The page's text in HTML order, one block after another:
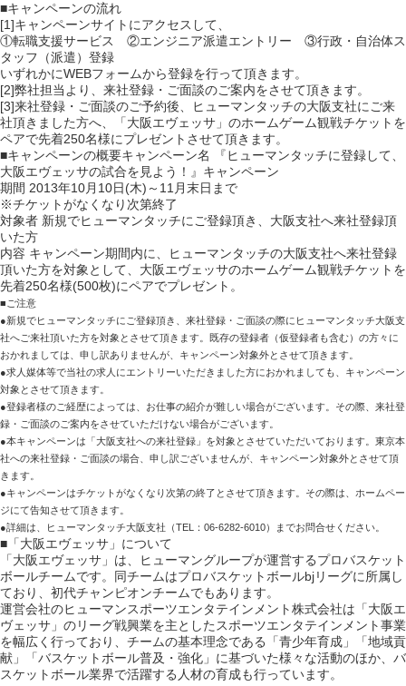
■キャンペーンの流れ
[1]キャンペーンサイトにアクセスして、
①転職支援サービス ②エンジニア派遣エントリー ③行政・自治体ス
タッフ（派遣）登録
いずれかにWEBフォームから登録を行って頂きます。
[2]弊社担当より、来社登録・ご面談のご案内をさせて頂きます。
[3]来社登録・ご面談のご予約後、ヒューマンタッチの大阪支社にご来
社頂きました方へ、「大阪エヴェッサ」のホームゲーム観戦チケットを
ペアで先着250名様にプレゼントさせて頂きます。
■キャンペーンの概要キャンペーン名 『ヒューマンタッチに登録して、
大阪エヴェッサの試合を見よう！』キャンペーン
期間 2013年10月10日(木)～11月末日まで
※チケットがなくなり次第終了
対象者 新規でヒューマンタッチにご登録頂き、大阪支社へ来社登録頂
いた方
内容 キャンペーン期間内に、ヒューマンタッチの大阪支社へ来社登録
頂いた方を対象として、大阪エヴェッサのホームゲーム観戦チケットを
先着250名様(500枚)にペアでプレゼント。
■ご注意
●新規でヒューマンタッチにご登録頂き、来社登録・ご面談の際にヒューマンタッチ大阪支
社へご来社頂いた方を対象とさせて頂きます。既存の登録者（仮登録者も含む）の方々に
おかれましては、申し訳ありませんが、キャンペーン対象外とさせて頂きます。
●求人媒体等で当社の求人にエントリーいただきました方におかれましても、キャンペーン
対象とさせて頂きます。
●登録者様のご経歴によっては、お仕事の紹介が難しい場合がございます。その際、来社登
録・ご面談のご案内をさせていただけない場合がございます。
●本キャンペーンは「大阪支社への来社登録」を対象とさせていただいております。東京本
社への来社登録・ご面談の場合、申し訳ございませんが、キャンペーン対象外とさせて頂
きます。
●キャンペーンはチケットがなくなり次第の終了とさせて頂きます。その際は、ホームペー
ジにて告知させて頂きます。
●詳細は、ヒューマンタッチ大阪支社（TEL：06-6282-6010）までお問合せください。
■「大阪エヴェッサ」について
「大阪エヴェッサ」は、ヒューマングループが運営するプロバスケット
ボールチームです。同チームはプロバスケットボールbjリーグに所属し
ており、初代チャンピオンチームでもあります。
運営会社のヒューマンスポーツエンタテインメント株式会社は「大阪エ
ヴェッサ」のリーグ戦興業を主としたスポーツエンタテインメント事業
を幅広く行っており、チームの基本理念である「青少年育成」「地域貢
献」「バスケットボール普及・強化」に基づいた様々な活動のほか、バ
スケットボール業界で活躍する人材の育成も行っています。